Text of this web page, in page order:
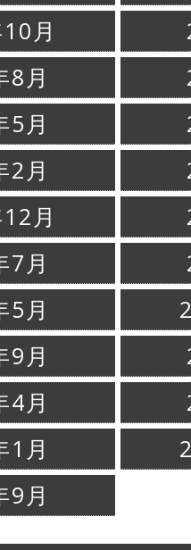
月
8月
5月
2月
月
7月
5月
9月
4月
1月
9月